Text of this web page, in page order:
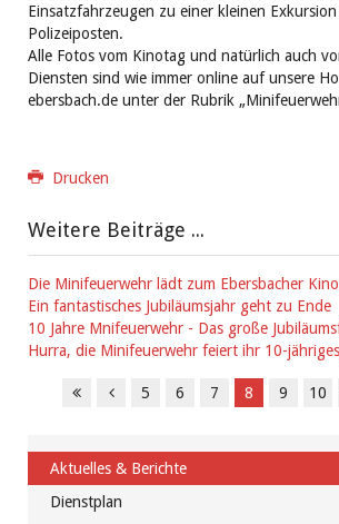
Einsatzfahrzeugen zu einer kleinen
Polizeiposten.
Alle Fotos vom Kinotag und natürlich auch
Diensten sind wie immer online auf unsere
ebersbach.de unter der Rubrik
Drucken
Weitere Beiträge ...
Die Minifeuerwehr lädt zum Ebersbacher
Ein fantastisches Jubiläumsjahr geht zu Ende
10 Jahre Mnifeuerwehr - Das große
Hurra, die Minifeuerwehr feiert ihr 10-
5 6 7 8 9 10
Aktuelles & Berichte
Dienstplan